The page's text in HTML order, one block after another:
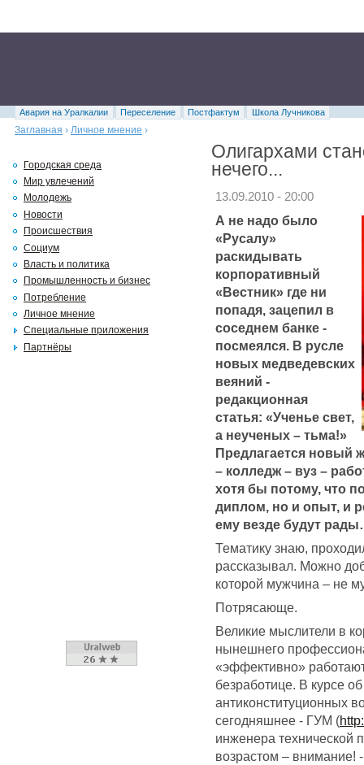
Авария на Уралкалии Переселение Постфактум
Школа Лучникова
Заглавная › Личное мнение ›
Олигархами
нечего...
13.09.2010 - 20:00
А не надо было
«Русалу»
раскидывать
корпоративный
«Вестник» где ни
попадя, зацепил в
соседнем банке -
посмеялся. В русле
новых медведевских
веяний -
редакционная
статья: «Ученье свет,
а неученых – тьма!»
Предлагается новый
– колледж – вуз –
хотя бы потому, что
диплом, но и опыт, и
ему везде будут
Тематику знаю,
рассказывал. Можно
которой мужчина – не
Потрясающе.
Великие мыслители в
нынешнего
«эффективно»
безработице. В курсе
антиконституционных
сегодняшнее - ГУМ (
инженера технической
возрастом – внимание!
Городская среда
Мир увлечений
Молодежь
Новости
Происшествия
Социум
Власть и политика
Промышленность и бизнес
Потребление
Личное мнение
Специальные приложения
Партнёры